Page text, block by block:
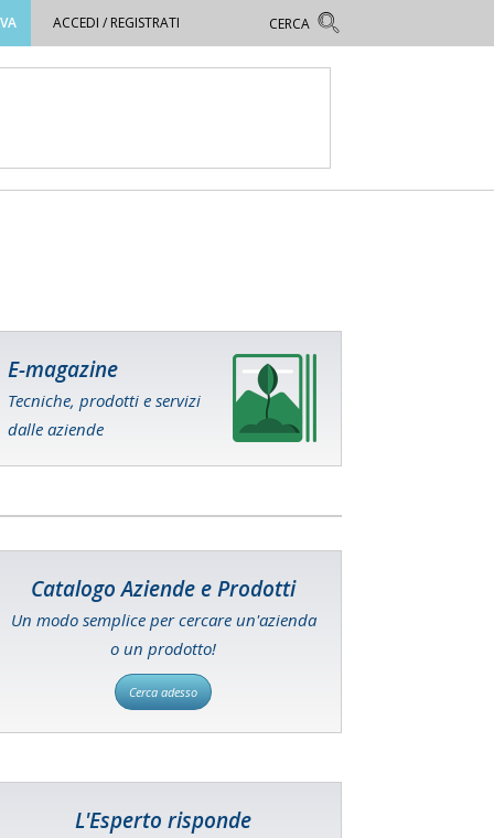
ACCEDI / REGISTRATI
E-magazine
Tecniche, prodotti e servizi
dalle aziende
Catalogo Aziende e Prodotti
Un modo semplice per cercare un'azienda
o un prodotto!
Cerca adesso
L'Esperto risponde